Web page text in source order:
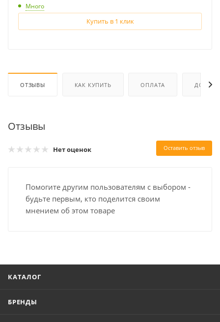
Много
Купить в 1 клик
ОТЗЫВЫ КАК КУПИТЬ ОПЛАТА
Отзывы
Нет оценок Оставить отзыв
Помогите другим пользователям с выбором -
будьте первым, кто поделится своим
мнением об этом товаре
КАТАЛОГ
БРЕНДЫ